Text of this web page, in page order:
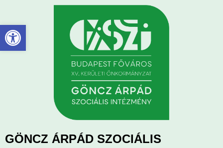
Eszköztár megnyitása
GÖNCZ ÁRPÁD SZOCIÁLIS